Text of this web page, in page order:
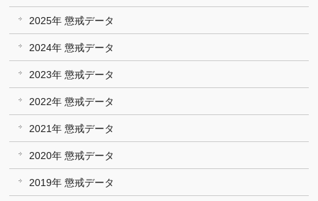
2025年 懲戒データ
2024年 懲戒データ
2023年 懲戒データ
2022年 懲戒データ
2021年 懲戒データ
2020年 懲戒データ
2019年 懲戒データ